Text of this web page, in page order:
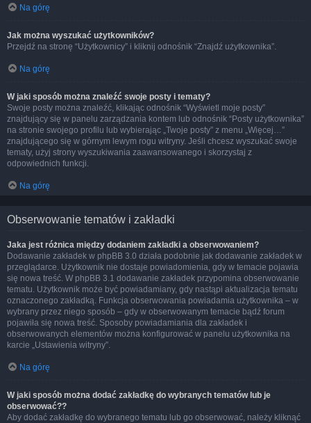
Na górę
Jak można wyszukać użytkowników?
Przejdź na stronę “Użytkownicy” i kliknij odnośnik “Znajdź użytkownika”.
Na górę
W jaki sposób można znaleźć swoje posty i tematy?
Swoje posty można znaleźć, klikając odnośnik “Wyświetl moje posty”
znajdujący się w panelu zarządzania kontem lub odnośnik “Posty użytkownika”
na stronie swojego profilu lub wybierając „Twoje posty” z menu „Więcej…”
znajdującego się w górnym lewym rogu witryny. Jeśli chcesz wyszukać swoje
tematy, użyj strony wyszukiwania zaawansowanego i skorzystaj z
odpowiednich funkcji.
Na górę
Obserwowanie tematów i zakładki
Jaka jest różnica między dodaniem zakładki a obserwowaniem?
Dodawanie zakładek w phpBB 3.0 działa podobnie jak dodawanie zakładek w
przeglądarce. Użytkownik nie dostaje powiadomienia, gdy w temacie pojawia
się nowa treść. W phpBB 3.1 dodawanie zakładek przypomina obserwowanie
tematu. Użytkownik może być powiadamiany, gdy nastąpi aktualizacja tematu
oznaczonego zakładką. Funkcja obserwowania powiadamia użytkownika – w
wybrany przez niego sposób – gdy w obserwowanym temacie bądź forum
pojawiła się nowa treść. Sposoby powiadamiania dla zakładek i
obserwowanych elementów można konfigurować w panelu użytkownika na
karcie „Ustawienia witryny”.
Na górę
W jaki sposób można dodać zakładkę do wybranych tematów lub je
obserwować??
Aby dodać zakładkę do wybranego tematu lub go obserwować, należy kliknąć